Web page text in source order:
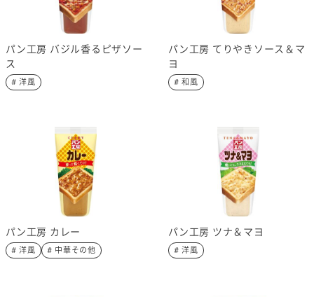
パン工房 バジル香るピザソー
ス
# 洋風
パン工房 てりやきソース＆マ
ヨ
# 和風
パン工房 カレー
# 洋風 # 中華その他
パン工房 ツナ＆マヨ
# 洋風